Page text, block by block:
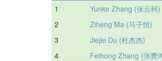
1
Yunke Zhang (张云柯)
2 Ziheng Ma (马子恒)
3 Jiejie Du (杜杰杰)
4 Feihong Zhang (张费